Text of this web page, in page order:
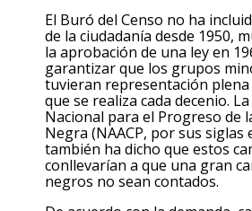
El Buró del Censo no ha
de la ciudadanía desde 1950,
la aprobación de una ley en
garantizar que los grupos
tuvieran representación plena
que se realiza cada decenio.
Nacional para el Progreso de
Negra (NAACP, por sus siglas
también ha dicho que estos
conllevarían a que una gran
negros no sean contados.